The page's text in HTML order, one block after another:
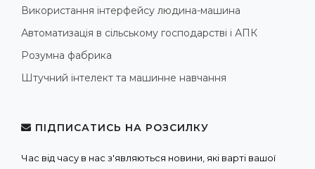
Використання інтерфейсу людина-машина
Автоматизація в сільському господарстві і АПК
Розумна фабрика
Штучний інтелект та машинне навчання
ПІДПИСАТИСЬ НА РОЗСИЛКУ
Час від часу в нас з'являються новини, які варті вашої